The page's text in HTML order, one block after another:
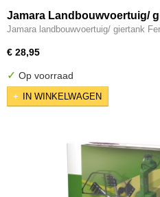
Jamara Landbouwvoertuig/
1:16
Jamara landbouwvoertuig/ giertank
€ 28,95
✓ Op voorraad
IN WINKELWAGEN